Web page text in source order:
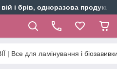
і брів, одноразова продукція
| Все для ламінування і